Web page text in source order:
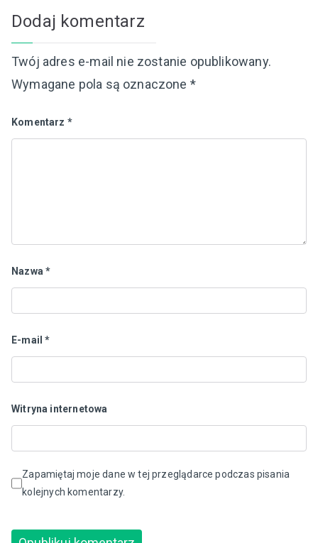
Dodaj komentarz
Twój adres e-mail nie zostanie opublikowany.
Wymagane pola są oznaczone *
Komentarz *
Nazwa*
E-mail*
Witryna internetowa
Zapamiętaj moje dane w tej przeglądarce podczas pisania
kolejnych komentarzy.